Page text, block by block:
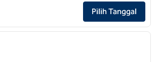
Hilton Garden Inn Beijing Liangma River
Pilih Tanggal
1/12